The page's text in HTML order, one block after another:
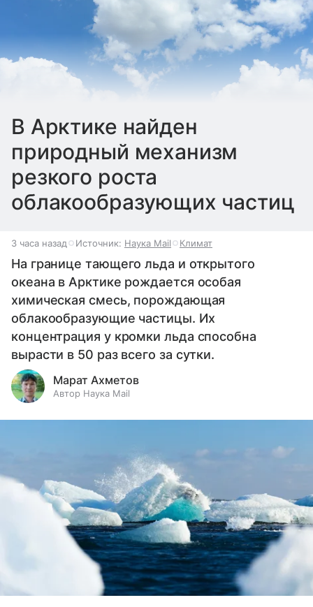
В Арктике найден
природный механизм
резкого роста
облакообразующих частиц
3 часа назад Источник: Наука Mail Климат
На границе тающего льда и открытого
океана в Арктике рождается особая
химическая смесь, порождающая
облакообразующие частицы. Их
концентрация у кромки льда способна
вырасти в 50 раз всего за сутки.
Марат Ахметов
Автор Наука Mail